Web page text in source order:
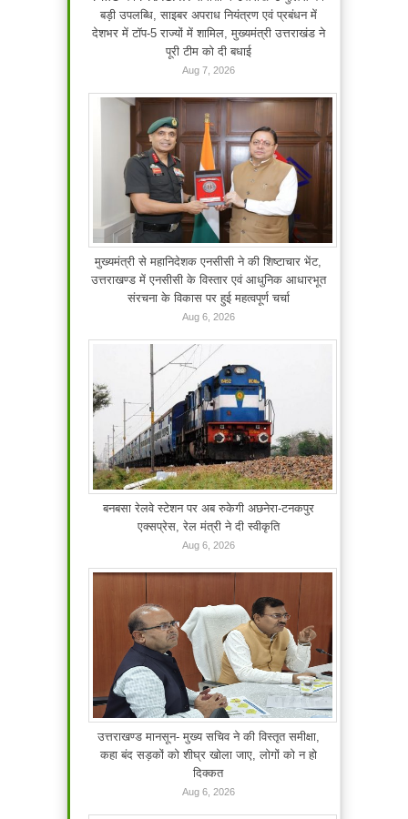
बड़ी उपलब्धि, साइबर अपराध नियंत्रण एवं प्रबंधन में
देशभर में टॉप-5 राज्यों में शामिल, मुख्यमंत्री उत्तराखंड ने
पूरी टीम को दी बधाई
Aug 7, 2026
मुख्यमंत्री से महानिदेशक एनसीसी ने की शिष्टाचार भेंट,
उत्तराखण्ड में एनसीसी के विस्तार एवं आधुनिक आधारभूत
संरचना के विकास पर हुई महत्वपूर्ण चर्चा
Aug 6, 2026
बनबसा रेलवे स्टेशन पर अब रुकेगी अछनेरा-टनकपुर
एक्सप्रेस, रेल मंत्री ने दी स्वीकृति
Aug 6, 2026
उत्तराखण्ड मानसून- मुख्य सचिव ने की विस्तृत समीक्षा,
कहा बंद सड़कों को शीघ्र खोला जाए, लोगों को न हो
दिक्कत
Aug 6, 2026